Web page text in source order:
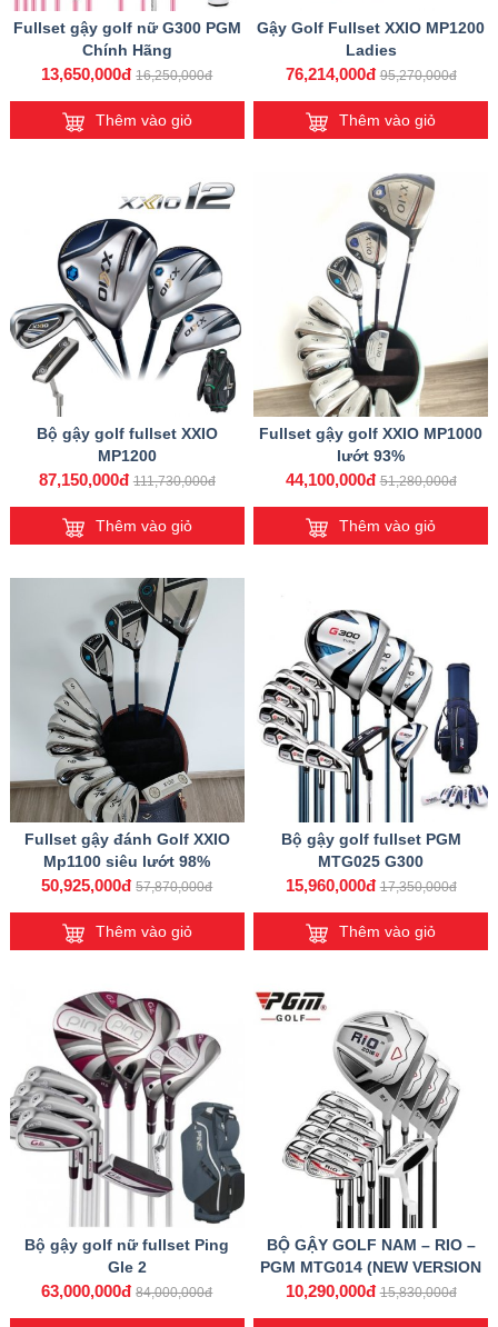
Fullset gậy golf nữ G300 PGM
Chính Hãng
13,650,000đ 16,250,000đ
Thêm vào giỏ
Gậy Golf Fullset XXIO MP1200
Ladies
76,214,000đ 95,270,000đ
Thêm vào giỏ
Bộ gậy golf fullset XXIO
MP1200
87,150,000đ 111,730,000đ
Thêm vào giỏ
Fullset gậy golf XXIO MP1000
lướt 93%
44,100,000đ 51,280,000đ
Thêm vào giỏ
Fullset gậy đánh Golf XXIO
Mp1100 siêu lướt 98%
50,925,000đ 57,870,000đ
Thêm vào giỏ
Bộ gậy golf fullset PGM
MTG025 G300
15,960,000đ 17,350,000đ
Thêm vào giỏ
Bộ gậy golf nữ fullset Ping
Gle 2
63,000,000đ 84,000,000đ
BỘ GẬY GOLF NAM – RIO –
PGM MTG014 (NEW VERSION
2019)
10,290,000đ 15,830,000đ